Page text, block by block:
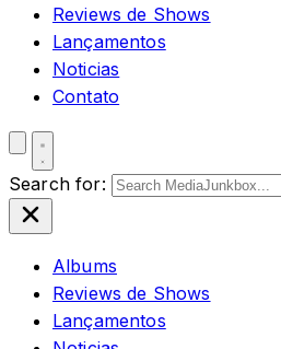
Reviews de Shows
Lançamentos
Noticias
Contato
Search for:
Albums
Reviews de Shows
Lançamentos